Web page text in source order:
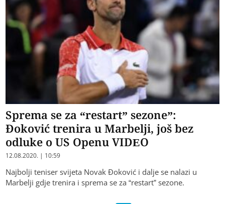
Sprema se za “restart” sezone”:
Đoković trenira u Marbelji, još bez
odluke o US Openu VIDEO
12.08.2020. | 10:59
Najbolji teniser svijeta Novak Đoković i dalje se nalazi u
Marbelji gdje trenira i sprema se za “restart” sezone.